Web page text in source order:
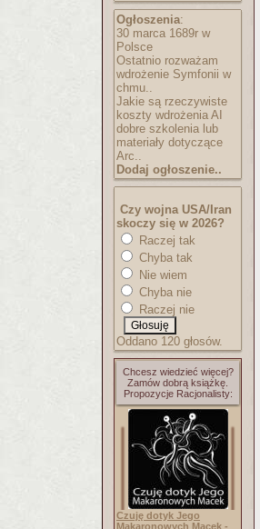
Ogłoszenia:
30 marca 1689r w
Polsce
Ostatnio rozważam
wdrożenie Symfonii w
chmu..
Jakie są rzeczywiste
koszty wdrożenia AI
dobre szkolenia lub
materiały dotyczące
Arc..
Dodaj ogłoszenie..
Czy wojna USA/Iran
skoczy się w 2026?
Raczej tak
Chyba tak
Nie wiem
Chyba nie
Raczej nie
Oddano 120 głosów.
Chcesz wiedzieć więcej?
Zamów dobrą książkę.
Propozycje Racjonalisty:
Czuję dotyk Jego
Makaronowych Macek -